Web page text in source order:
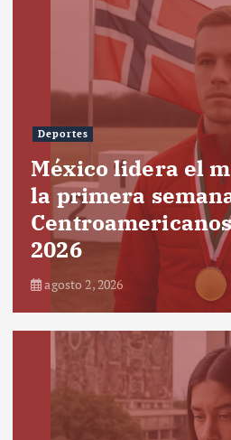
Deportes
México lidera el
la primera
2026
agosto 2, 2026